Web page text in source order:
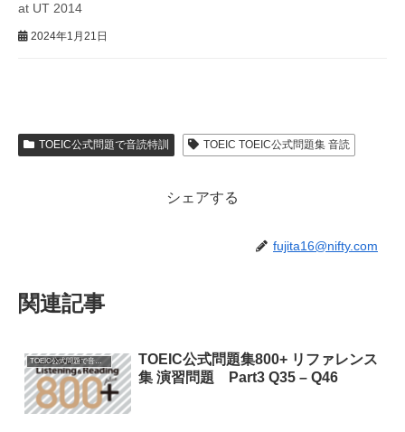
at UT 2014
2024年1月21日
TOEIC公式問題で音読特訓 TOEIC TOEIC公式問題集 音読
シェアする
fujita16@nifty.com
関連記事
TOEIC公式問題で音読特訓
TOEIC公式問題集800+ リファレンス
集 演習問題 Part3 Q35 – Q46